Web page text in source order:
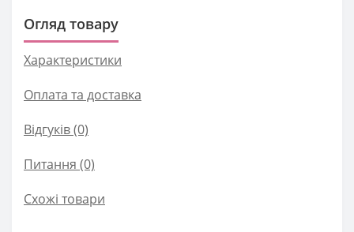
Огляд товару
Характеристики
Оплата та доставка
Відгуків (0)
Питання (0)
Схожі товари